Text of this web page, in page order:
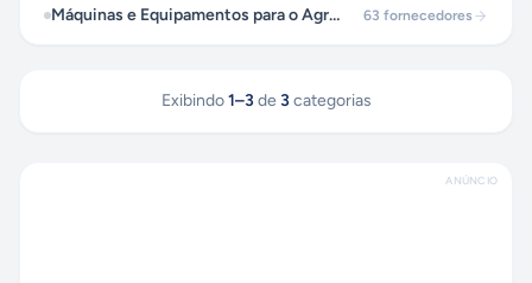
Máquinas e Equipamentos para o Agronegócio 63 fornecedores
Exibindo 1–3 de 3 categorias
ANÚNCIO